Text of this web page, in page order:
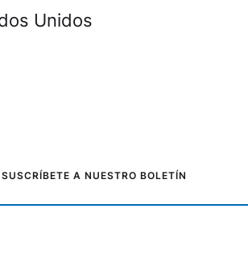
Unidos
SUSCRÍBETE A NUESTRO BOLETÍN